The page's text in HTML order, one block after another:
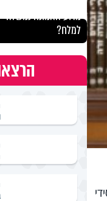
מדוע האמונה נמשלה
למלח?